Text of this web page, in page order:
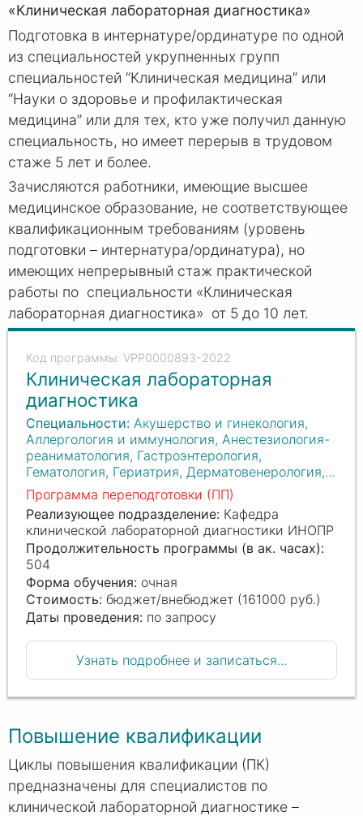
«Клиническая лабораторная диагностика»
Подготовка в интернатуре/ординатуре по одной
из специальностей укрупненных групп
специальностей “Клиническая медицина” или
“Науки о здоровье и профилактическая
медицина” или для тех, кто уже получил данную
специальность, но имеет перерыв в трудовом
стаже 5 лет и более.
Зачисляются работники, имеющие высшее
медицинское образование, не соответствующее
квалификационным требованиям (уровень
подготовки – интернатура/ординатура), но
имеющих непрерывный стаж практической
работы по специальности «Клиническая
лабораторная диагностика» от 5 до 10 лет.
VPP0000893-2022
Клиническая лабораторная
диагностика
Специальности:
Аллергология и иммунология, Анестезиология-
реаниматология, Гастроэнтерология,
Гематология, Гериатрия, Дерматовенерология,
Детская онкология, Детская урология-
андрология, Детская хирургия, Диетология,
Кардиология, Клиническая лабораторная
диагностика, Клиническая фармакология,
Косметология, Лечебная физкультура и
спортивная медицина, Мануальная терапия,
Неврология, Неонатология, Общая врачебная
практика (семейная медицина), Онкология,
Организация здравоохранения и общественное
Педиатрия, Пластическая хирургия, Психиатрия,
Психиатрия-наркология, Психотерапия,
Пульмонология, Радиология, Радиотерапия,
Ревматология, Рентгенология,
Рефлексотерапия, Сердечно-сосудистая
хирургия, Сурдология-оториноларингология,
Терапия, Ультразвуковая диагностика, Урология,
Физиотерапия, Физическая и реабилитационная
медицина, Функциональная диагностика,
Хирургия, Эндокринология, Эндоскопия,
Программа переподготовки (ПП)
Реализующее подразделение: Кафедра
клинической лабораторной диагностики ИНОПР
Продолжительность программы (в ак. часах):
504
Форма обучения: очная
Стоимость:бюджет/внебюджет (161000 руб.)
Даты проведения: по запросу
Узнать подробнее и записаться...
Повышение квалификации
Циклы повышения квалификации (ПК)
предназначены для специалистов по
клинической лабораторной диагностике –